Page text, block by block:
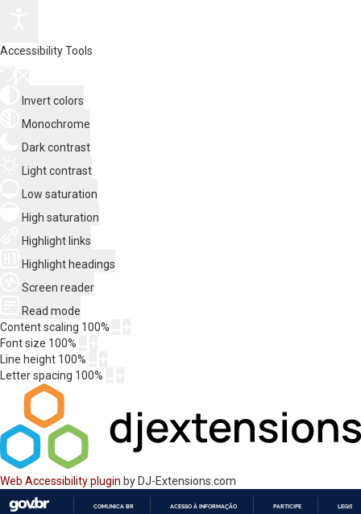
Accessibility Tools
Invert colors
Monochrome
Dark contrast
Light contrast
Low saturation
High saturation
Highlight links
Highlight headings
Screen reader
Read mode
Content scaling 100%
Font size 100%
Line height 100%
Letter spacing 100%
Web Accessibility plugin by DJ-Extensions.com
COMUNICA BR ACESSO À INFORMAÇÃO PARTICIPE